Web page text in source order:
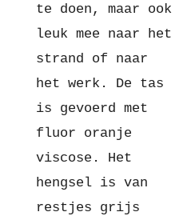
te doen, maar ook
leuk mee naar het
strand of naar
het werk. De tas
is gevoerd met
fluor oranje
viscose. Het
hengsel is van
restjes grijs